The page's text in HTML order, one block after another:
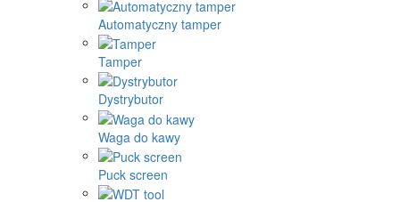
Automatyczny tamper
Tamper
Dystrybutor
Waga do kawy
Puck screen